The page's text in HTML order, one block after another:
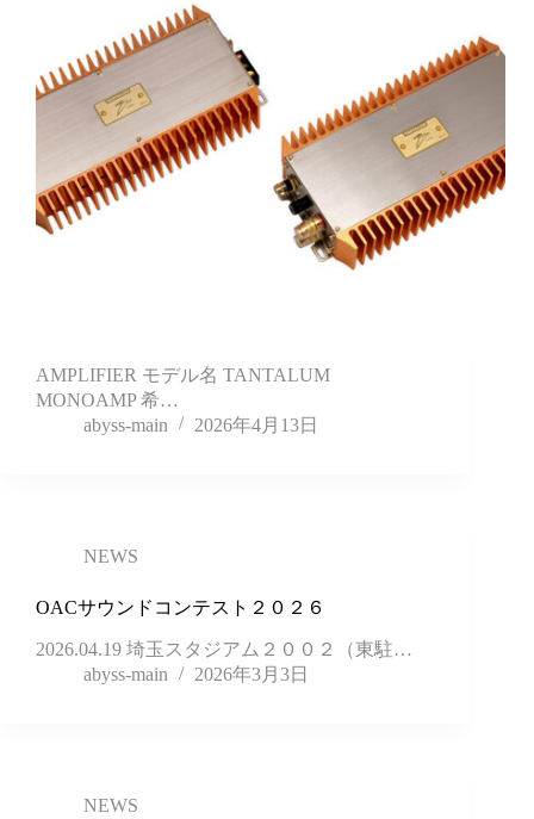
AMPLIFIER モデル名 TANTALUM
MONOAMP 希…
abyss-main
2026年4月13日
NEWS
OACサウンドコンテスト２０２６
2026.04.19 埼玉スタジアム２００２（東駐…
abyss-main
2026年3月3日
NEWS